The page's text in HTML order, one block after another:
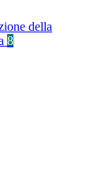
della
8